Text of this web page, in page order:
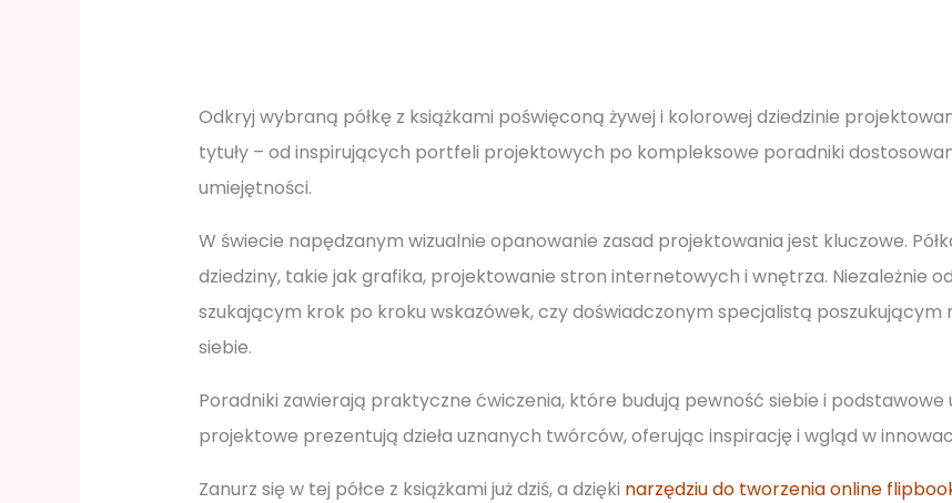
Odkryj wybraną półkę z książkami poświęconą żywej i kolorowej dziedzinie
tytuły – od inspirujących portfeli projektowych po kompleksowe poradniki
umiejętności.
W świecie napędzanym wizualnie opanowanie zasad projektowania jest kluczowe.
dziedziny, takie jak grafika, projektowanie stron internetowych i wnętrza. Niezależnie
szukającym krok po kroku wskazówek, czy doświadczonym specjalistą poszukującym
siebie.
Poradniki zawierają praktyczne ćwiczenia, które budują pewność siebie i
projektowe prezentują dzieła uznanych twórców, oferując inspirację i wgląd w
Zanurz się w tej półce z książkami już dziś, a dzięki narzędziu do tworzenia online